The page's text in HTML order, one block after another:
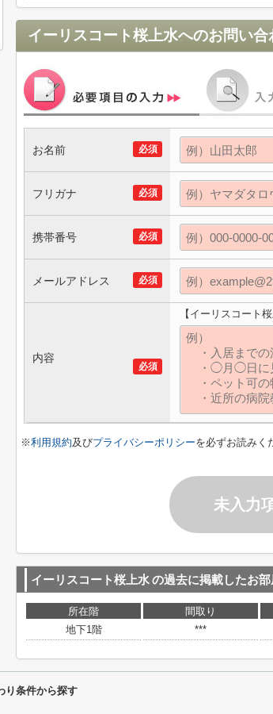
イーリスコート桜上水へのお問い合
必須
お名前
必須
フリガナ
必須
携帯番号
必須
メールアドレス
必須
内容
【イーリスコート
※利用規約及びプライバシーポリシーを必ずお読みく
未入力
イーリスコート桜上水の過去に掲載したお部
所在階 間取り
地下1階
***
り条件から探す